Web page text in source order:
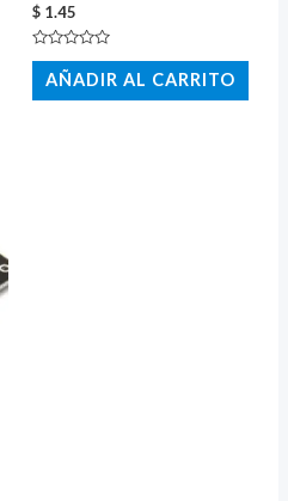
$ 1.45
Valorado
con
de
AÑADIR AL CARRITO